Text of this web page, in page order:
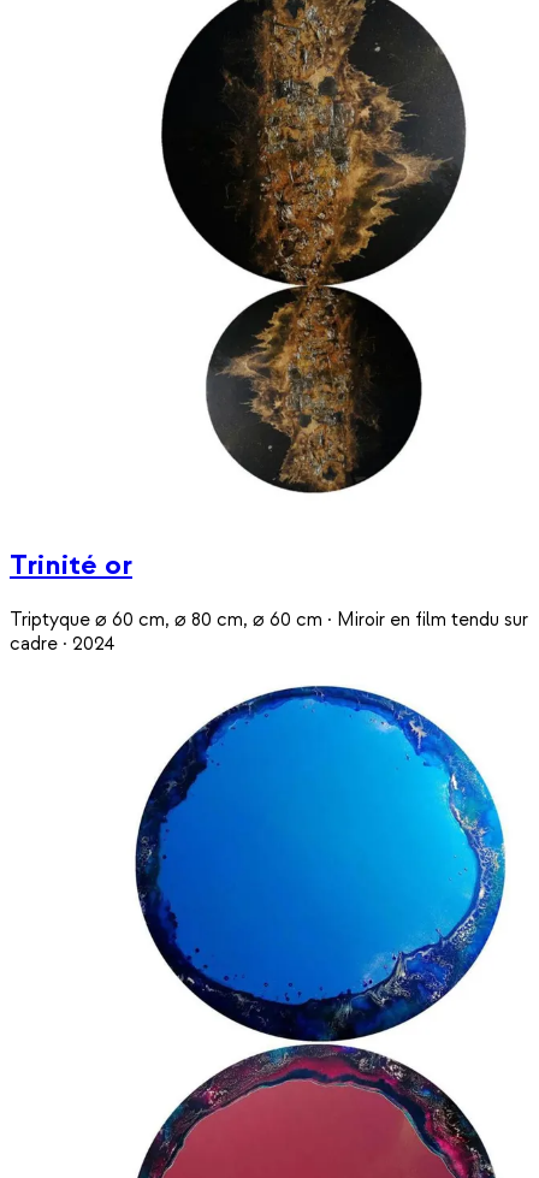
Trinité or
Triptyque ⌀ 60 cm, ⌀ 80 cm, ⌀ 60 cm · Miroir en film tendu sur
cadre · 2024